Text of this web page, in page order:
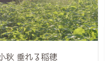
垂れる稲穂